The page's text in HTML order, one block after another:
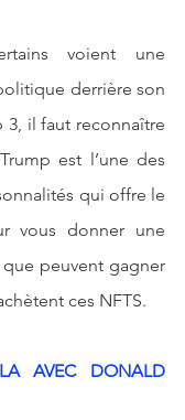
voient une
derrière son
3, il faut reconnaître
est l’une des
qui offre le
vous donner une
peuvent gagner
ces NFTS.
AVEC DONALD